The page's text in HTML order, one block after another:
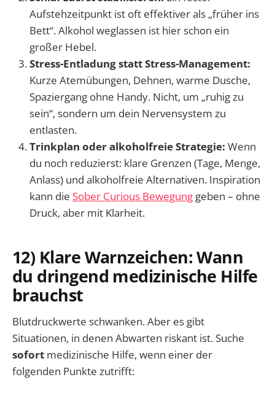
Aufstehzeitpunkt ist oft effektiver als „früher ins
Bett“. Alkohol weglassen ist hier schon ein
großer Hebel.
Stress-Entladung statt Stress-Management:
Kurze Atemübungen, Dehnen, warme Dusche,
Spaziergang ohne Handy. Nicht, um „ruhig zu
sein“, sondern um dein Nervensystem zu
entlasten.
Trinkplan oder alkoholfreie Strategie: Wenn
du noch reduzierst: klare Grenzen (Tage, Menge,
Anlass) und alkoholfreie Alternativen. Inspiration
kann die Sober Curious Bewegung geben – ohne
Druck, aber mit Klarheit.
12) Klare Warnzeichen: Wann
du dringend medizinische Hilfe
brauchst
Blutdruckwerte schwanken. Aber es gibt
Situationen, in denen Abwarten riskant ist. Suche
sofort medizinische Hilfe, wenn einer der
folgenden Punkte zutrifft: